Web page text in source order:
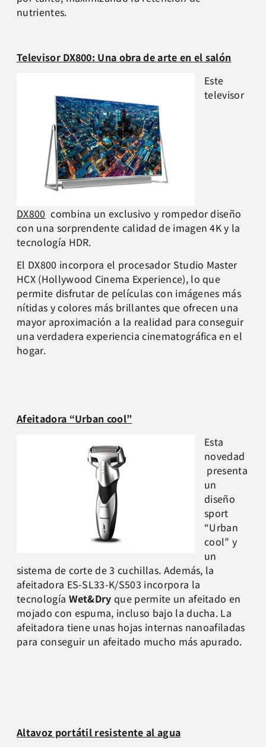
nutrientes.
Televisor DX800: Una obra de arte en el salón
Este
televisor
DX800 combina un exclusivo y rompedor diseño
con una sorprendente calidad de imagen 4K y la
tecnología HDR.
El DX800 incorpora el procesador Studio Master
HCX (Hollywood Cinema Experience), lo que
permite disfrutar de películas con imágenes más
nítidas y colores más brillantes que ofrecen una
mayor aproximación a la realidad para conseguir
una verdadera experiencia cinematográfica en el
hogar.
Afeitadora “Urban cool”
Esta
novedad
presenta
un
diseño
sport
“Urban
cool” y
un
sistema de corte de 3 cuchillas. Además, la
afeitadora ES-SL33-K/S503 incorpora la
tecnología Wet&Dry que permite un afeitado en
mojado con espuma, incluso bajo la ducha. La
afeitadora tiene unas hojas internas nanoafiladas
para conseguir un afeitado mucho más apurado.
Altavoz portátil resistente al agua